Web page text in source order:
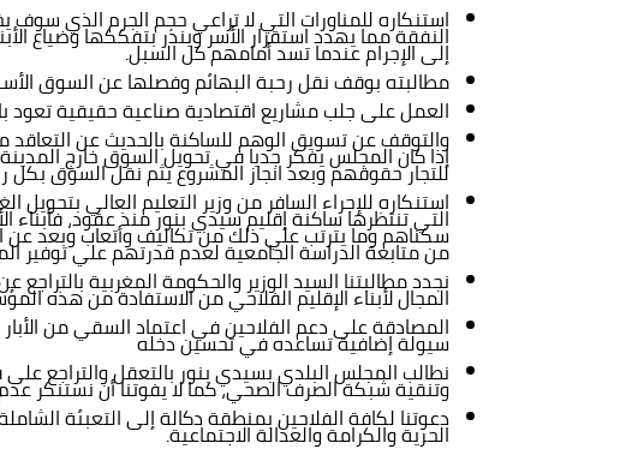
استنكاره للمناورات التي لا تراعي حجم الجرم الذي
النفقة مما يهدد استقرار الأسر وينذر بتفككها وضياع
إلى الإجرام عندما تسد أمامهم كل السبل.
مطالبته بوقف نقل رحبة البهائم وفصلها عن السوق
العمل على جلب مشاريع اقتصادية صناعية حقيقية تعود
والتوقف عن تسويق الوهم للساكنة بالحديث عن التعاقد
إذا كان المجلس يفكر جديا في تحويل السوق خارج
للتجار حقوقهم وبعد انجاز المشروع يثم نقل السوق
استنكاره للإجراء السافر من وزير التعليم العالي
التي تنتظرها ساكنة إقليم سيدي بنور منذ عقود،
سكناهم وما يترتب علي ذلك من تكاليف وأتعاب وبعد عن
من متابعة الدراسة الجامعية لعدم قدرتهم علي توفير
نجدد مطالبتنا السيد الوزير والحكومة المغربية
المجال لأبناء الإقليم الفلاحي من الاستفادة من هذه
المصادقة على دعم الفلاحين في اعتماد السقي من
سيولة إضافية تساعده في تحسين دخله
نطالب المجلس البلدي بسيدي بنور بالتعقل والتراجع
وتنقية شبكة الصرف الصحي، كما لا يفوتنا أن نستنكر
دعوتنا لكافة الفلاحين بمنطقة دكالة إلى التعبئة
الحرية والكرامة والعدالة الاجتماعية.